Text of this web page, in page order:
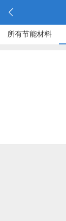
所有节能材料